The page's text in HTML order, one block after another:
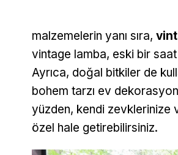
malzemelerin yanı sıra,
vintage lamba, eski bir
Ayrıca, doğal bitkiler de
bohem tarzı ev
yüzden, kendi zevklerinize
özel hale getirebilirsiniz.